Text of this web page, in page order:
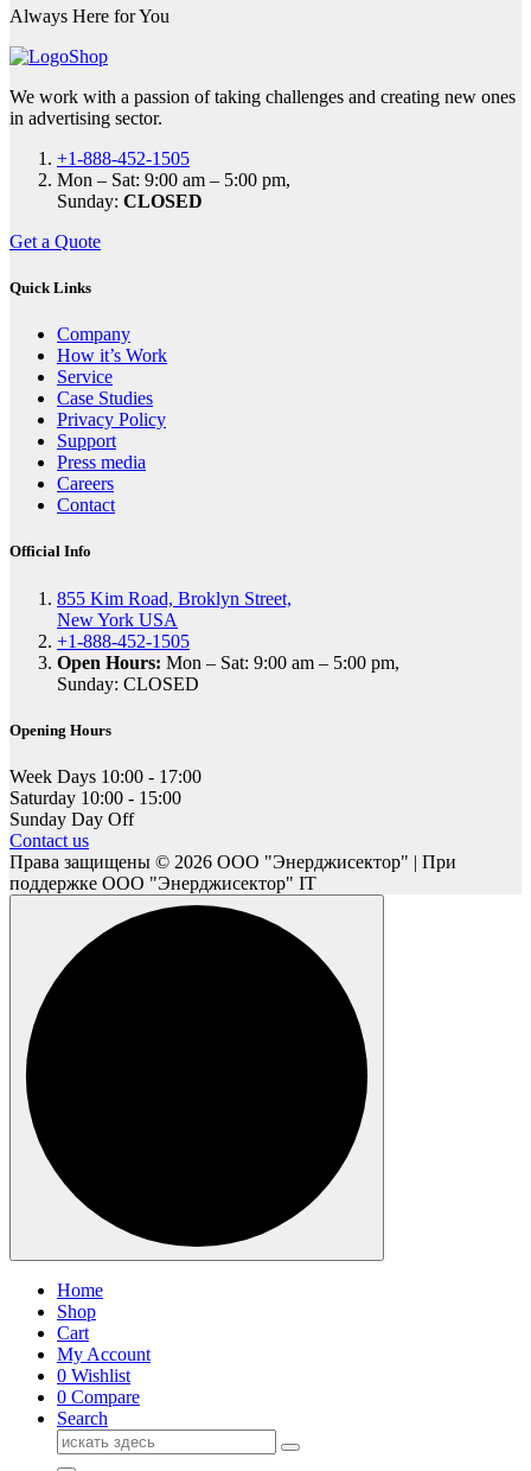
Always Here for You
We work with a passion of taking challenges and creating new ones
in advertising sector.
+1-888-452-1505
Mon – Sat: 9:00 am – 5:00 pm,
Sunday: CLOSED
Get a Quote
Quick Links
Company
How it’s Work
Service
Case Studies
Privacy Policy
Support
Press media
Careers
Contact
Official Info
855 Kim Road, Broklyn Street,
New York USA
+1-888-452-1505
Open Hours: Mon – Sat: 9:00 am – 5:00 pm,
Sunday: CLOSED
Opening Hours
Week Days 10:00 - 17:00
Saturday 10:00 - 15:00
Sunday Day Off
Contact us
Права защищены © 2026 ООО "Энерджисектор" | При
поддержке ООО "Энерджисектор" IT
Home
Shop
Cart
My Account
0 Wishlist
0 Compare
Search
Поиск
для: